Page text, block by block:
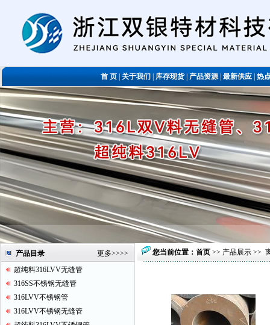
首 页关于我们库存现货|产品资源|最新供应|热
产品目录 更多>>>>
超纯料316LVV无缝管
316SS不锈钢无缝管
316LVV不锈钢管
316LVV不锈钢无缝管
您当前位置： 首页 >> 产品展示 >>